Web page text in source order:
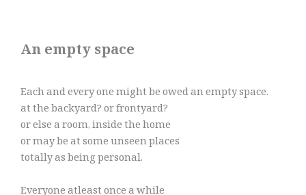
An empty space
Each and every one might be owed an empty space.
at the backyard? or frontyard?
or else a room, inside the home
or may be at some unseen places
totally as being personal.